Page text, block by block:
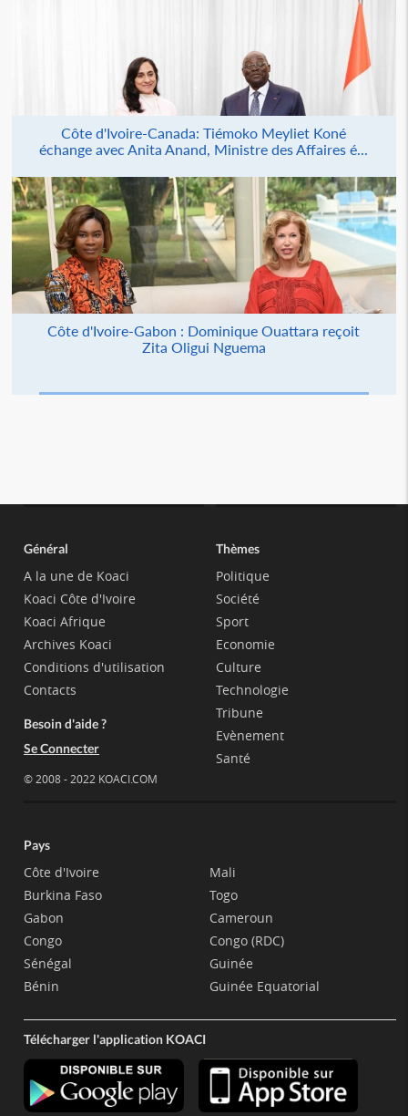
Côte d'Ivoire-Canada: Tiémoko Meyliet Koné
échange avec Anita Anand, Ministre des Affaires é...
Côte d'Ivoire-Gabon : Dominique Ouattara reçoit
Zita Oligui Nguema
Général
A la une de Koaci
Koaci Côte d'Ivoire
Koaci Afrique
Archives Koaci
Conditions d'utilisation
Contacts
Besoin d'aide ?
Se Connecter
© 2008 - 2022 KOACI.COM
Thèmes
Politique
Société
Sport
Economie
Culture
Technologie
Tribune
Evènement
Santé
Pays
Côte d'Ivoire
Burkina Faso
Gabon
Congo
Sénégal
Bénin
Mali
Togo
Cameroun
Congo (RDC)
Guinée
Guinée Equatorial
Télécharger l'application KOACI